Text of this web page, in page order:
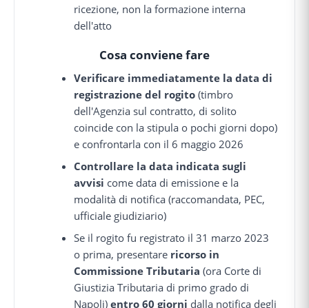
ricezione, non la formazione interna
dell'atto
Cosa conviene fare
Verificare immediatamente la data di
registrazione del rogito (timbro
dell'Agenzia sul contratto, di solito
coincide con la stipula o pochi giorni dopo)
e confrontarla con il 6 maggio 2026
Controllare la data indicata sugli
avvisi come data di emissione e la
modalità di notifica (raccomandata, PEC,
ufficiale giudiziario)
Se il rogito fu registrato il 31 marzo 2023
o prima, presentare ricorso in
Commissione Tributaria (ora Corte di
Giustizia Tributaria di primo grado di
Napoli)entro 60 giorni dalla notifica degli